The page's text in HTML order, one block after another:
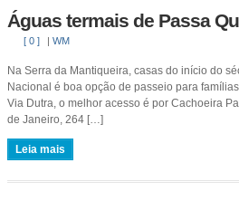
Águas termais de Passa
[ 0 ] | WM
Na Serra da Mantiqueira, casas do início do
Nacional é boa opção de passeio para
Via Dutra, o melhor acesso é por Cachoeira
de Janeiro, 264 […]
Leia mais